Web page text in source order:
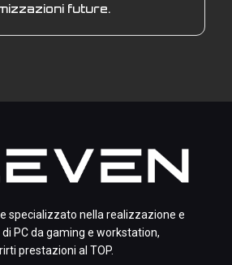
future.
specializzato nella realizzazione e
PC da gaming e workstation,
prestazioni al TOP.